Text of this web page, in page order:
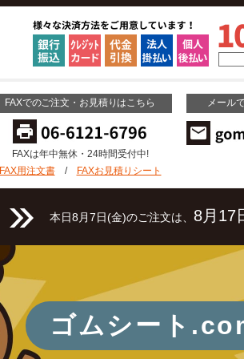
FAXでのご注文・お見積りはこちら
FAXは年中無休・24時間受付中!
FAX用注文書/ FAXお見積りシート
メール
本日8月7日(金)のご注文は、 8月17
ゴムシート